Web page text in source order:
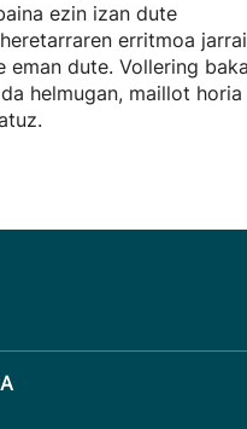
ezin izan dute
erritmoa
eman dute. Vollering
helmugan, maillot horia